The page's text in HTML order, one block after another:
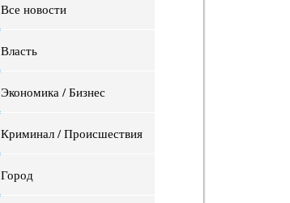
Все новости
Власть
Экономика / Бизнес
Криминал / Происшествия
Город